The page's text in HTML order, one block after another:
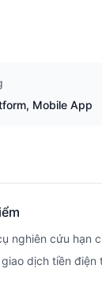
Mobile App
nghiên cứu hạn
giao dịch tiền điện